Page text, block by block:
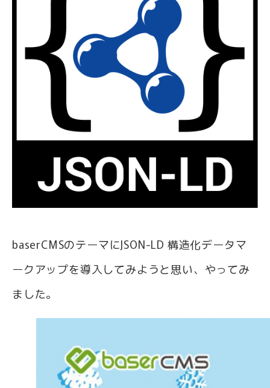
baserCMSのテーマにJSON-LD 構造化データマ
ークアップを導入してみようと思い、やってみ
ました。